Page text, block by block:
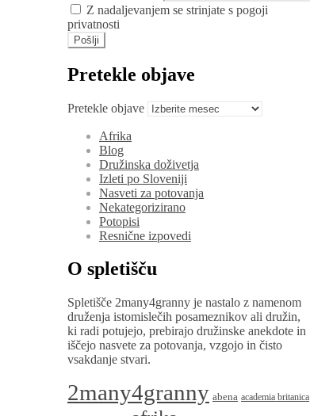
Z nadaljevanjem se strinjate s pogoji
privatnosti
Pretekle objave
Pretekle objave
Afrika
Blog
Družinska doživetja
Izleti po Sloveniji
Nasveti za potovanja
Nekategorizirano
Potopisi
Resnične izpovedi
O spletišču
Spletišče 2many4granny je nastalo z namenom
druženja istomislečih posameznikov ali družin,
ki radi potujejo, prebirajo družinske anekdote in
iščejo nasvete za potovanja, vzgojo in čisto
vsakdanje stvari.
2many4granny abena academia britanica